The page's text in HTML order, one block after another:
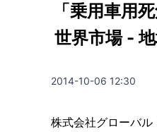
「乗用車用
世界市場 -
2014-10-06 12:30
株式会社グローバ